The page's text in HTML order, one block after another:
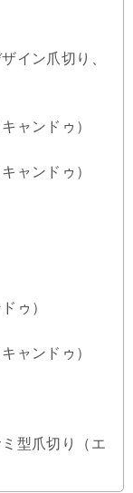
イン爪切り、
ャンドゥ）
ャンドゥ）
ゥ）
ャンドゥ）
型爪切り（エ